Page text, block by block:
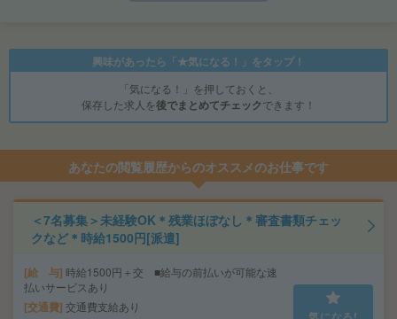
興味があったら「★気になる！」をタップ！
「気になる！」を押しておくと、
保存した求人を後でまとめてチェックできます！
あなたの閲覧履歴からのオススメのお仕事です
＜7名募集＞未経験OK＊残業ほぼなし＊審査書類チェッ
クなど＊時給1500円[派遣]
給 与 時給1500円＋交 ■給与の前払いが可能な速
払いサービスあり
交通費 交通費支給あり